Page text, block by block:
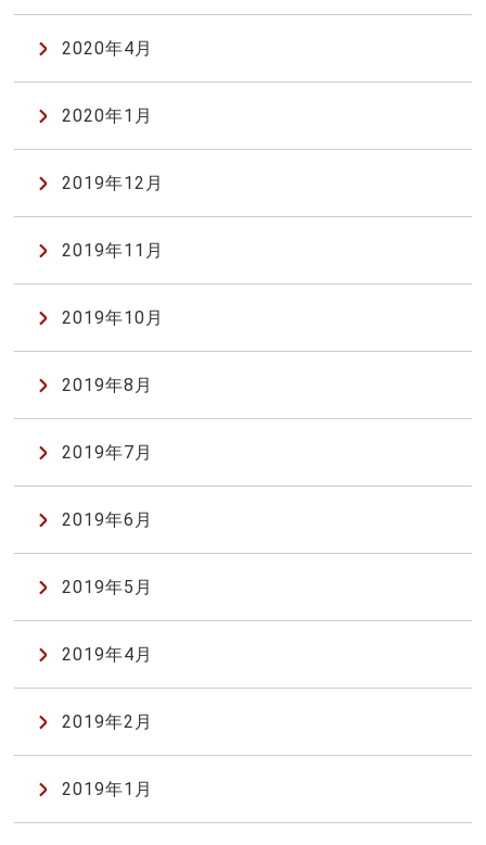
2020年4月
2020年1月
2019年12月
2019年11月
2019年10月
2019年8月
2019年7月
2019年6月
2019年5月
2019年4月
2019年2月
2019年1月